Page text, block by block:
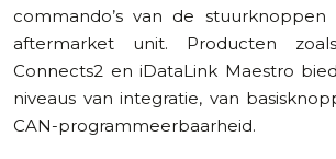
commando’s van de
aftermarket unit. Producten
Connects2 en iDataLink Maestro
niveaus van integratie, van
CAN-programmeerbaarheid.